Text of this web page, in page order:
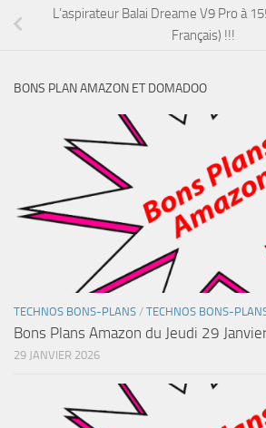
L’aspirateur Balai Dreame V9 Pro à
Français) !!!
BONS PLAN AMAZON ET DOMADOO
TECHNOS BONS-PLANS / TECHNOS BONS-
Bons Plans Amazon du Jeudi 29
29 JANVIER 2026